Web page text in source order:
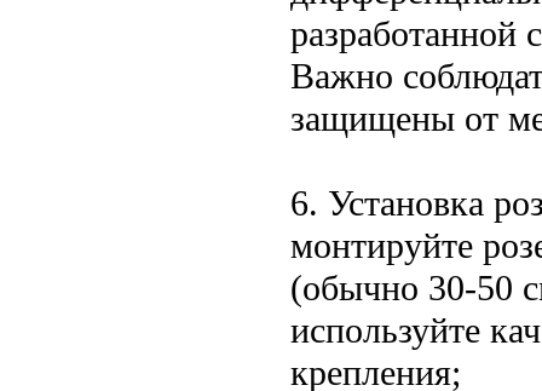
разработанной
Важно
защищены от
6. Установка
монтируйте
(обычно 30-50
используйте
крепления;